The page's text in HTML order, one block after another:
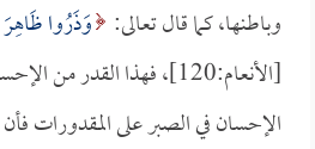
وباطنها، كما قال تعالى: وَذَرُوا
[الأنعام:120]، فهذا القدر
الإحسان في الصبر على المقدورات فأن